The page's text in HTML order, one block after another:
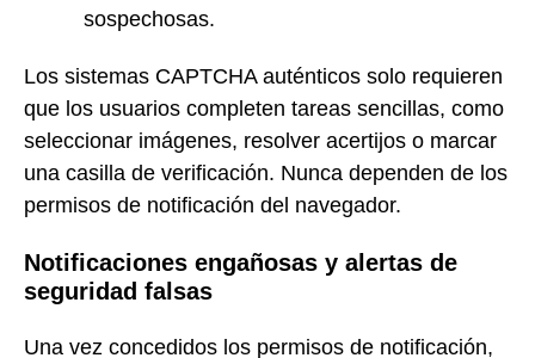
sospechosas.
Los sistemas CAPTCHA auténticos solo requieren
que los usuarios completen tareas sencillas, como
seleccionar imágenes, resolver acertijos o marcar
una casilla de verificación. Nunca dependen de los
permisos de notificación del navegador.
Notificaciones engañosas y alertas de
seguridad falsas
Una vez concedidos los permisos de notificación,